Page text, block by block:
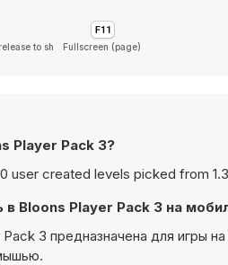
to sh Fullscreen (page)
Player Pack 3?
user created levels picked from
в Bloons Player Pack 3 на
3 предназначена для игры